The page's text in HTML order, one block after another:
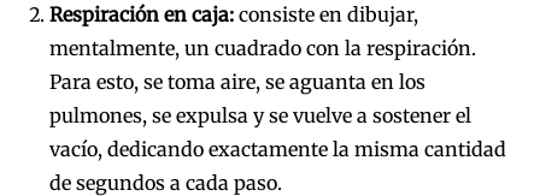
Respiración en caja: consiste en dibujar,
mentalmente, un cuadrado con la respiración.
Para esto, se toma aire, se aguanta en los
pulmones, se expulsa y se vuelve a sostener el
vacío, dedicando exactamente la misma cantidad
de segundos a cada paso.